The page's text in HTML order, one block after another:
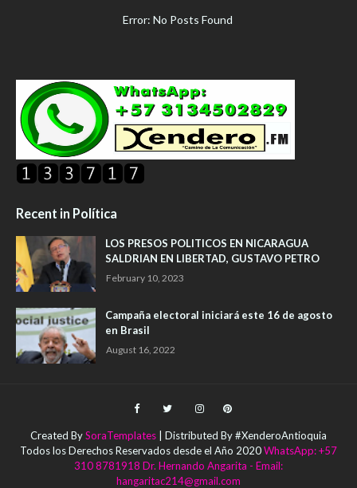
Error: No Posts Found
Recent in Política
LOS PRESOS POLITICOS EN NICARAGUA
SALDRIAN EN LIBERTAD, GUSTAVO PETRO
February 10, 2023
Campaña electoral iniciará este 16 de agosto
en Brasil
August 16, 2022
Created BySoraTemplates | Distributed By #XenderoAntioquia
Todos los Derechos Reservados desde el Año 2020WhatsApp: +57
310 8781918 Dr. Hernando Angarita - Email:
hangaritac214@gmail.com